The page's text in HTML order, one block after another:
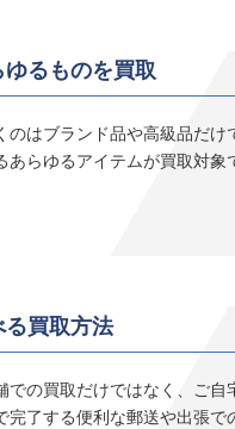
取（交野市 天野が原のお
11日
門よろずや 交野店】勲六
ゆるものを買取
のはブランド品や高級品だけ
あらゆるアイテムが買取対象
る買取方法
での買取だけではなく、ご自
完了する便利な郵送や出張で